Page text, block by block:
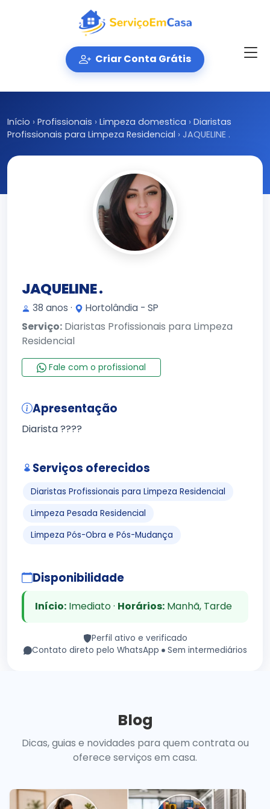
Criar Conta Grátis
Início › Profissionais › Limpeza domestica › Diaristas
Profissionais para Limpeza Residencial › JAQUELINE .
JAQUELINE .
38 anos · Hortolândia - SP
Serviço: Diaristas Profissionais para Limpeza
Residencial
Fale com o profissional
Apresentação
Diarista ????
Serviços oferecidos
Diaristas Profissionais para Limpeza Residencial
Limpeza Pesada Residencial
Limpeza Pós-Obra e Pós-Mudança
Disponibilidade
Início:Imediato · Horários:Manhã, Tarde
Perfil ativo e verificado
Contato direto pelo WhatsApp
Sem intermediários
Blog
Dicas, guias e novidades para quem contrata ou
oferece serviços em casa.